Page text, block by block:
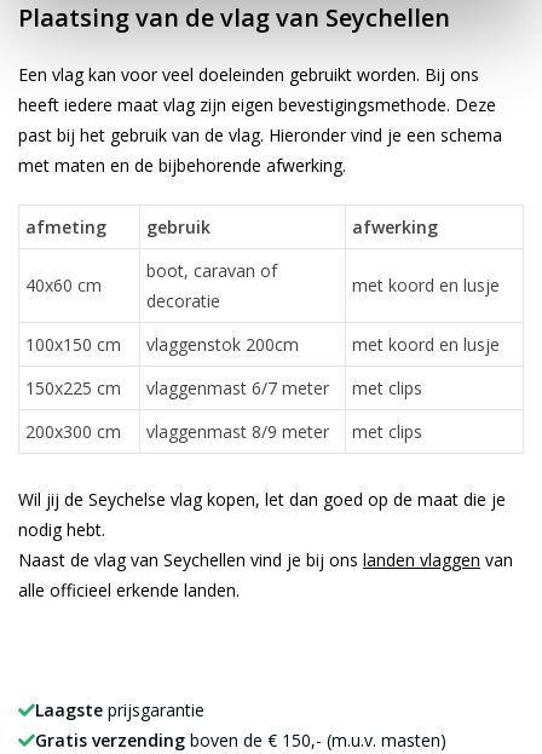
Plaatsing van de vlag van Seychellen
Een vlag kan voor veel doeleinden gebruikt worden. Bij ons
heeft iedere maat vlag zijn eigen bevestigingsmethode. Deze
past bij het gebruik van de vlag. Hieronder vind je een schema
met maten en de bijbehorende afwerking.
afmeting gebruik afwerking
40x60 cm
boot, caravan of
decoratie
met koord en lusje
100x150 cm vlaggenstok 200cm
met koord en lusje
150x225 cm
vlaggenmast 6/7 meter
met clips
200x300 cm
vlaggenmast 8/9 meter met clips
Wil jij de Seychelse vlag kopen, let dan goed op de maat die je
nodig hebt.
Naast de vlag van Seychellen vind je bij ons landen vlaggen van
alle officieel erkende landen.
Laagste prijsgarantie
Gratis verzending boven de € 150,- (m.u.v. masten)